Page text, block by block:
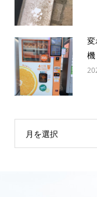
変
機
月を選択